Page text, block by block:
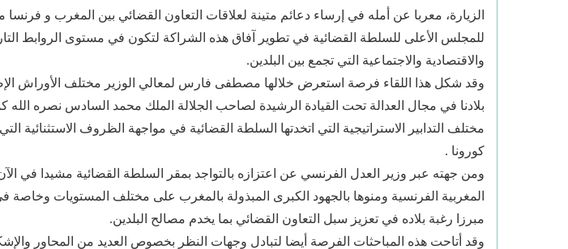
الزيارة، معربا عن أمله في إرساء دعائم متينة لعلاقات التعاون القضائي بين المغرب و فرنسا
للمجلس الأعلى للسلطة القضائية في تطوير آفاق هذه الشراكة لتكون في مستوى الروابط
والاقتصادية والاجتماعية التي تجمع بين البلدين.
وقد شكل هذا اللقاء فرصة استعرض خلالها مصطفى فارس لمعالي الوزير مختلف الأوراش
بلادنا في مجال العدالة تحت القيادة الرشيدة لصاحب الجلالة الملك محمد السادس نصره الله
مختلف التدابير الاستراتيجية التي اتخدتها السلطة القضائية في مواجهة الظروف الاستثنائية
كورونا .
ومن جهته عبر وزير العدل الفرنسي عن اعتزازه بالتواجد بمقر السلطة القضائية مشيدا في
المغربية الفرنسية ومنوها بالجهود الكبرى المبذولة بالمغرب على مختلف المستويات وخاصة
مبرزا رغبة بلاده في تعزيز سبل التعاون القضائي بما يخدم مصالح البلدين.
وقد أتاحت هذه المباحثات الفرصة أيضا لتبادل وجهات النظر بخصوص العديد من المحاور